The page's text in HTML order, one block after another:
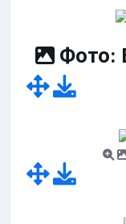
Фото: